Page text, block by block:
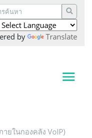
by Translate
ยในกองคลัง VoIP)